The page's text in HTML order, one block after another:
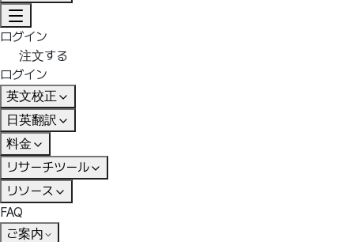
ログイン
注文する
ログイン
英文校正
日英翻訳
料金
リサーチツール
リソース
FAQ
ご案内